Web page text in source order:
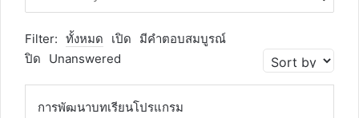
Filter: ทั้งหมด เปิด
มีคำตอบสมบูรณ์
ปิด
Unanswered
การพัฒนาบทเรียนโปรแกรม